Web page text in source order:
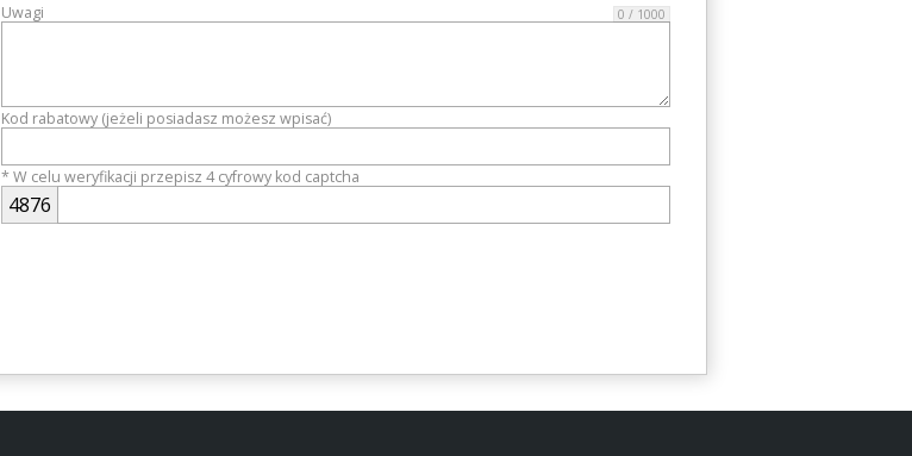
Uwagi
0 / 1000
Kod rabatowy (jeżeli posiadasz możesz wpisać)
* W celu weryfikacji przepisz 4 cyfrowy kod captcha
4876